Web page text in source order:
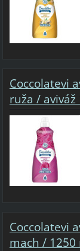
Coccolatevi
ruža / aviváž
Coccolatevi
mach / 1250